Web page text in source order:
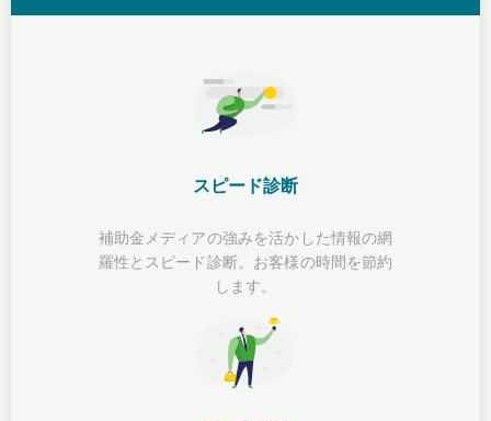
スピード診断
補助金メディアの強みを活かした情報の網
羅性とスピード診断。お客様の時間を節約
します。